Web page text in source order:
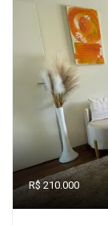
R$ 210.000